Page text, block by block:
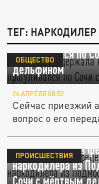
ТЕГ: НАРКОДИЛЕР
Полиция
прогуливался по
дельфином
ОБЩЕСТВО
26 АПРЕЛЯ 08:52
Сейчас приезжий
вопрос о его
Находящегося в
наркодилера из
Сочи с мёртвым
ПРОИСШЕСТВИЯ